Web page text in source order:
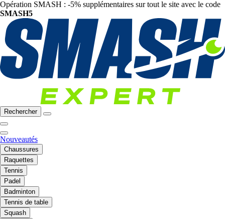
Opération SMASH : -5% supplémentaires sur tout le site avec le code
SMASH5
Rechercher
Nouveautés
Chaussures
Raquettes
Tennis
Padel
Badminton
Tennis de table
Squash